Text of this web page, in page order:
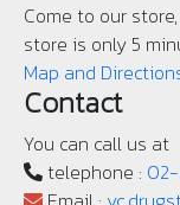
Come to our
store is only 5
Map and
Contact
You can call us at
telephone :